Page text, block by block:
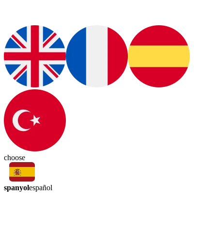
choose
spanyolespañol